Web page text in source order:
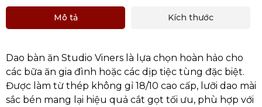
Mô tả Kích thước
Dao bàn ăn Studio Viners là lựa chọn hoàn hảo cho
các bữa ăn gia đình hoặc các dịp tiệc tùng đặc biệt.
Được làm từ thép không gỉ 18/10 cao cấp, lưỡi dao mài
sắc bén mang lại hiệu quả cắt gọt tối ưu, phù hợp với